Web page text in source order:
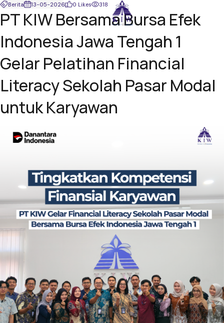
Berita 13-05-2026 0 Likes 318
PT KIW Bersama Bursa Efek
Indonesia Jawa Tengah 1
Gelar Pelatihan Financial
Literacy Sekolah Pasar Modal
untuk Karyawan